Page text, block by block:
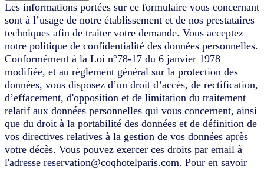
Les informations portées sur ce formulaire vous concernant
sont à l’usage de notre établissement et de nos prestataires
techniques afin de traiter votre demande. Vous acceptez
notre politique de confidentialité des données personnelles.
Conformément à la Loi n°78-17 du 6 janvier 1978
modifiée, et au règlement général sur la protection des
données, vous disposez d’un droit d’accès, de rectification,
d’effacement, d'opposition et de limitation du traitement
relatif aux données personnelles qui vous concernent, ainsi
que du droit à la portabilité des données et de définition de
vos directives relatives à la gestion de vos données après
votre décès. Vous pouvez exercer ces droits par email à
l'adresse reservation@coqhotelparis.com. Pour en savoir